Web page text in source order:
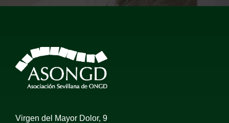
Virgen del Mayor Dolor, 9